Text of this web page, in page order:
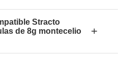
Stracto
de 8g montecelio
+